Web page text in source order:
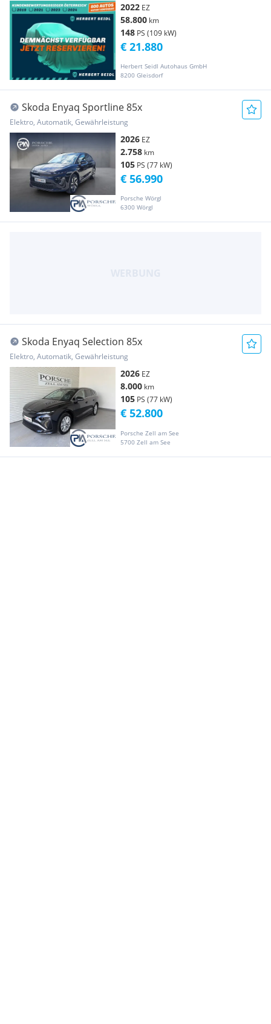
2022 EZ
58.800 km
148 PS (109 kW)
Herbert Seidl Autohaus GmbH
8200 Gleisdorf
€ 21.880
Skoda Enyaq Sportline 85x
Elektro, Automatik, Gewährleistung
2026 EZ
2.758 km
105 PS (77 kW)
Porsche Wörgl
6300 Wörgl
€ 56.990
Skoda Enyaq Selection 85x
Elektro, Automatik, Gewährleistung
2026 EZ
8.000 km
105 PS (77 kW)
Porsche Zell am See
5700 Zell am See
€ 52.800